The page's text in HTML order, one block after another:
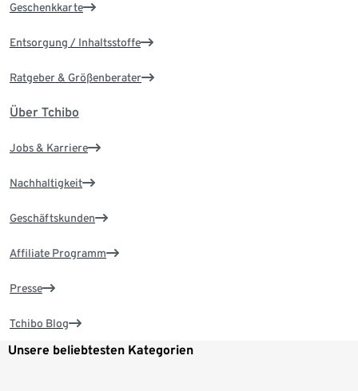
Geschenkkarte
Entsorgung / Inhaltsstoffe
Ratgeber & Größenberater
Über Tchibo
Jobs & Karriere
Nachhaltigkeit
Geschäftskunden
Affiliate Programm
Presse
Tchibo Blog
Unsere beliebtesten Kategorien